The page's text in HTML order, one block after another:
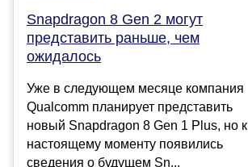
Snapdragon 8 Gen 2 могут
представить раньше, чем
ожидалось
Уже в следующем месяце компания
Qualcomm планирует представить
новый Snapdragon 8 Gen 1 Plus, но к
настоящему моменту появились
сведения о будущем Sn...